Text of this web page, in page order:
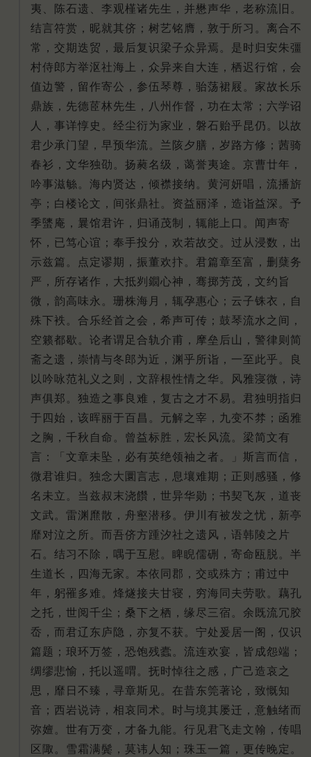
夷、陈石遗、李观槿诸先生，并懋声华，老称流旧。
结言符赏，昵就其侪；树艺铭膺，敦于所习。离合不
常，交期迭贸，最后复识梁子众异焉。是时归安朱彊
村侍郎方举沤社海上，众异来自大连，栖迟行馆，会
值边警，留作寄公，参伍琴尊，骀荡裙屐。家故长乐
鼎族，先德茝林先生，八州作督，功在太常；六学诏
人，事详惇史。经尘衍为家业，磐石贻乎昆仍。以故
君少承门望，早预华流。兰陔夕膳，岁路方修；茜骑
春衫，文华独劭。扬蕤名级，蔼誉夷途。京曹廿年，
吟事滋䋣。海内贤达，倾襟接纳。黄河妍唱，流播旂
亭；白楼论文，间张鼎社。资益丽泽，造诣益深。予
季螴庵，曩馆君许，归诵茂制，辄能上口。闻声寄
怀，已笃心谊；奉手投分，欢若故交。过从浸数，出
示兹篇。点定谬期，振董欢抃。君篇章至富，删蘖务
严，所存诸作，大抵刿䥨心神，骞掷芳茂，文约旨
微，韵高味永。珊株海月，辄孕惠心；云子铢衣，自
殊下袟。合乐经首之会，希声可传；鼓琴流水之间，
空籁都歇。论者谓足合轨介甫，摩垒后山，警律则简
斋之遗，崇情与冬郎为近，渊乎所诣，一至此乎。良
以吟咏范礼义之则，文辞根性情之华。风雅寖微，诗
声俱郑。独造之事良难，复古之才不易。君独明指归
于四始，该晖丽于百昌。元解之宰，九变不棼；函雅
之胸，千秋自命。曾益标胜，宏长风流。梁简文有
言：「文章未坠，必有英绝领袖之者。」斯言而信，
微君谁归。独念大圜言志，息壤难期；正则感骚，修
名未立。当兹叔末浇饡，世异华勋；书契飞灰，道丧
文武。雷渊爢散，舟壑潜移。伊川有被发之忧，新亭
靡对泣之所。而吾侪方踵汐社之遗风，语韩陵之片
石。结习不除，喁于互慰。睥睨儒硎，寄命瓯脱。半
生道长，四海无家。本依同郡，交或殊方；甫过中
年，躬罹多难。烽燧接夫甘寝，穷海同夫劳歌。藕孔
之托，世阅千尘；桑下之栖，缘尽三宿。余既流冗胶
岙，而君辽东庐隐，亦复不获。宁处爰居一阁，仅识
篇题；琅环万签，恐饱残蠹。流连欢宴，皆成怨端；
绸缪悲愉，托以遥喟。抚时悼往之感，广己造哀之
思，靡日不臻，寻章斯见。在昔东筦著论，致慨知
音；西岩说诗，相哀同术。时与境其屡迁，意触绪而
弥嬗。世有万变，才备九能。行见君飞走文翰，传唱
区陬。雪霜满鬓，莫讳人知；珠玉一篇，更传晚定。